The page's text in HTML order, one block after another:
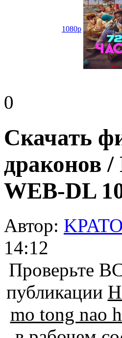
1080p
0
Скачать
драконов /
WEB-DL
Автор:
14:12
Проверьте
публикации
mo tong nao